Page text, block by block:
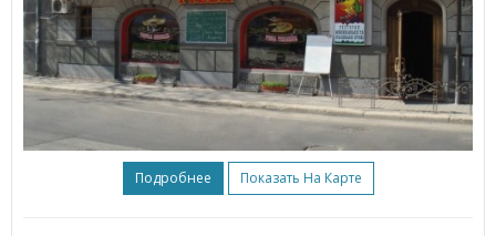
Подробнее Показать На Карте